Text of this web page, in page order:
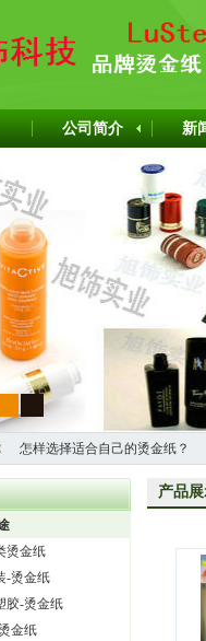
公司简介 新
4
怎样选择适合自己的烫金纸？
热烈祝贺上海旭饰实业有限公司
上海旭饰实业有限公司—日本东
热烈祝贺上海旭饰实业有限公司
热烈祝贺旭饰实业成为日本
上海旭饰实业有限公司——进口
怎样选择进口烫金纸
烫金纸
-烫金纸
胶-烫金纸
金纸
产品